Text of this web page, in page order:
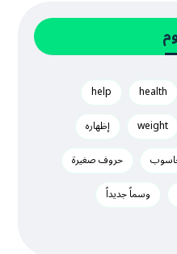
health
help
weight
إظهاره
حروف صغيرة
وسماً جديداً